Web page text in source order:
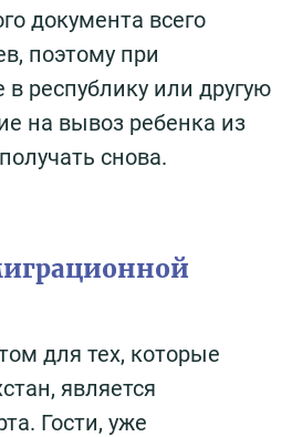
документа всего
поэтому при
в республику или другую
на вывоз ребенка из
снова.
для тех, которые
является
Гости, уже